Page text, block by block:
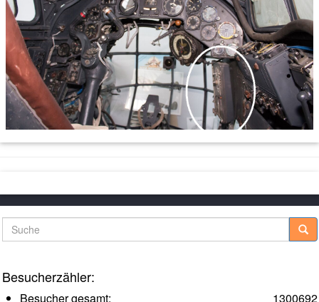
Suche
Besucherzähler:
1300692
Besucher gesamt: